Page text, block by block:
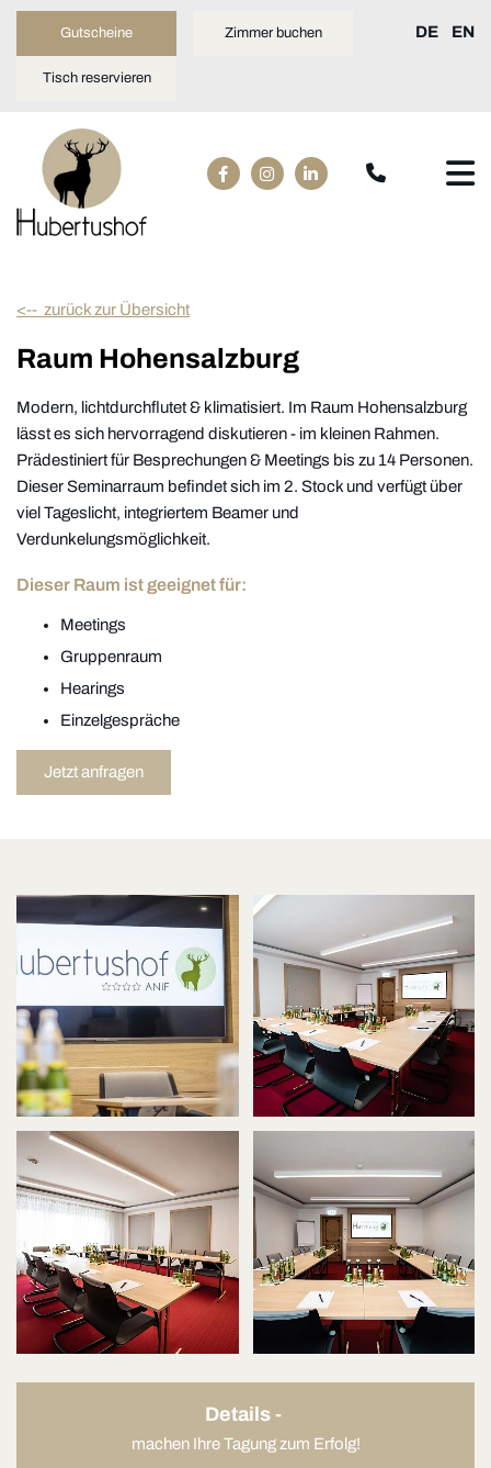
Gutscheine Zimmer buchen
Tisch reservieren
DE EN
<-- zurück zur Übersicht
Raum Hohensalzburg
Modern, lichtdurchflutet & klimatisiert. Im Raum Hohensalzburg
lässt es sich hervorragend diskutieren - im kleinen Rahmen.
Prädestiniert für Besprechungen & Meetings bis zu 14 Personen.
Dieser Seminarraum befindet sich im 2. Stock und verfügt über
viel Tageslicht, integriertem Beamer und
Verdunkelungsmöglichkeit.
Dieser Raum ist geeignet für:
Meetings
Gruppenraum
Hearings
Einzelgespräche
Jetzt anfragen
Details -
machen Ihre Tagung zum Erfolg!